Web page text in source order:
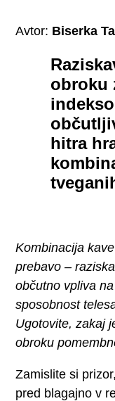
Avtor: Biserka
obroku
hitra
Kombinacija
prebavo –
občutno vpliva
sposobnost
Ugotovite, zakaj
obroku
Zamislite si
pred blagajno v